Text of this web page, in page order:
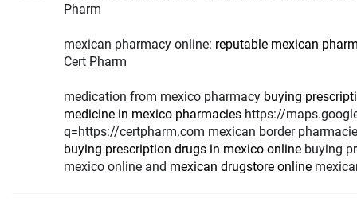
Pharm
mexican pharmacy online: reputable mexican
Cert Pharm
medication from mexico pharmacy buying
medicine in mexico pharmacies
q=https://certpharm.com mexican border
buying prescription drugs in mexico online buying
mexico online and mexican drugstore online